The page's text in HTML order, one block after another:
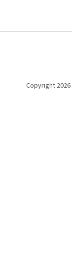
Copyright 2026